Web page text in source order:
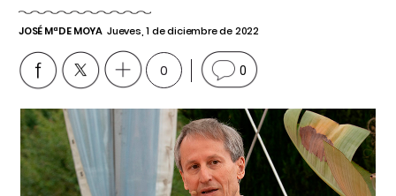
JOSÉ Mª DE MOYA Jueves, 1 de diciembre de 2022
0 0